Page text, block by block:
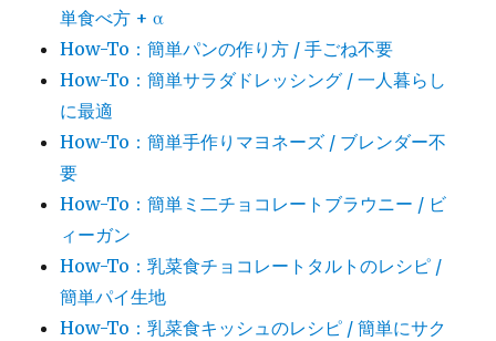
単食べ方 + α
How-To：簡単パンの作り方 / 手ごね不要
How-To：簡単サラダドレッシング / 一人暮らし
に最適
How-To：簡単手作りマヨネーズ / ブレンダー不
要
How-To：簡単ミ二チョコレートブラウニー / ビ
ィーガン
How-To：乳菜食チョコレートタルトのレシピ /
簡単パイ生地
How-To：乳菜食キッシュのレシピ / 簡単にサク